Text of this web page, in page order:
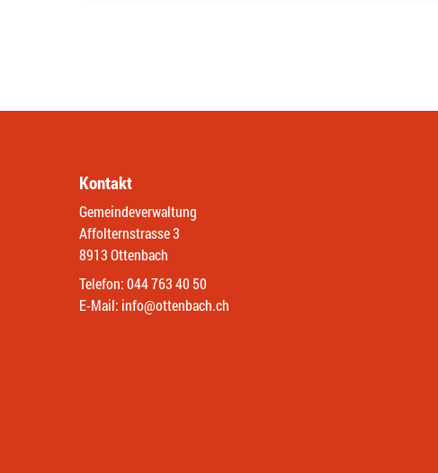
Kontakt
Gemeindeverwaltung
Affolternstrasse 3
8913 Ottenbach
Telefon:044 763 40 50
E-Mail: info@ottenbach.ch